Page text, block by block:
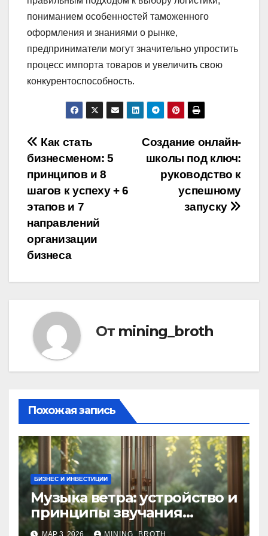
пониманием особенностей таможенного
оформления и знаниями о рынке,
предприниматели могут значительно упростить
процесс импорта товаров и увеличить свою
конкурентоспособность.
Навигация
по
записям
Создание онлайн-
школы под ключ:
руководство к
успешному
запуску
Как стать
бизнесменом: 5
принципов и 8
шагов к успеху + 6
этапов и 7
направлений
организации
бизнеса
От mining_broth
Похожая запись
БИЗНЕС И ИНВЕСТИЦИИ
Музыка ветра: устройство и
принципы звучания
колокольчиков